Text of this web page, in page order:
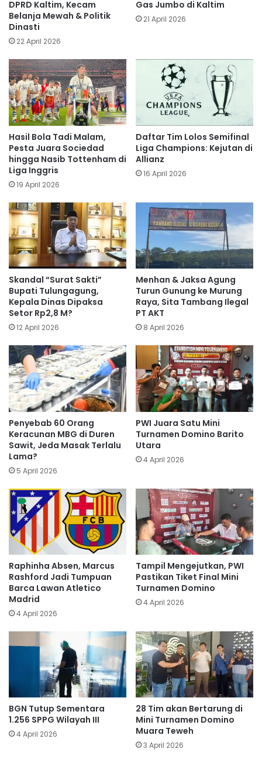
DPRD Kaltim, Kecam
Belanja Mewah & Politik
Dinasti
22 April 2026
Gas Jumbo di Kaltim
21 April 2026
Hasil Bola Tadi Malam,
Pesta Juara Sociedad
hingga Nasib Tottenham di
Liga Inggris
19 April 2026
Daftar Tim Lolos Semifinal
Liga Champions: Kejutan di
Allianz
16 April 2026
Skandal “Surat Sakti”
Bupati Tulungagung,
Kepala Dinas Dipaksa
Setor Rp2,8 M?
12 April 2026
Menhan & Jaksa Agung
Turun Gunung ke Murung
Raya, Sita Tambang Ilegal
PT AKT
8 April 2026
Penyebab 60 Orang
Keracunan MBG di Duren
Sawit, Jeda Masak Terlalu
Lama?
5 April 2026
PWI Juara Satu Mini
Turnamen Domino Barito
Utara
4 April 2026
Raphinha Absen, Marcus
Rashford Jadi Tumpuan
Barca Lawan Atletico
Madrid
4 April 2026
Tampil Mengejutkan, PWI
Pastikan Tiket Final Mini
Turnamen Domino
4 April 2026
BGN Tutup Sementara
1.256 SPPG Wilayah III
4 April 2026
28 Tim akan Bertarung di
Mini Turnamen Domino
Muara Teweh
3 April 2026